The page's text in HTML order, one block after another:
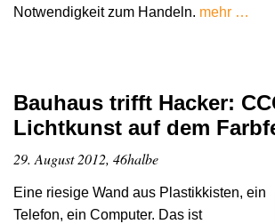
Notwendigkeit zum Handeln. mehr …
Bauhaus trifft Hacker:
Lichtkunst auf dem
29. August 2012, 46halbe
Eine riesige Wand aus Plastikkisten, ein
Telefon, ein Computer. Das ist